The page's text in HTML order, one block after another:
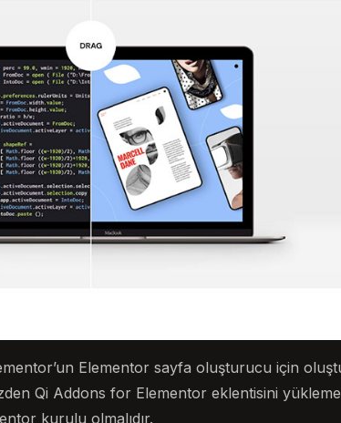
Elementor sayfa oluşturucu için
Qi Addons for Elementor eklentisini
kurulu olmalıdır.